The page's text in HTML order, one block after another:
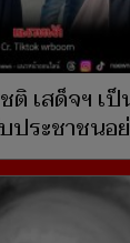
ติ เสด็จฯ เ
ระชาชนอ